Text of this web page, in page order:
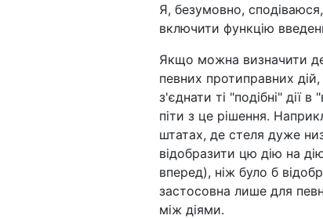
Я, безумовно,
включити функцію
Якщо можна визначити
певних протиправних
з'єднати ті "подібні" дії
піти з це рішення.
штатах, де стеля дуже
відобразити цю дію на
вперед), ніж було б
застосовна лише для
між діями.